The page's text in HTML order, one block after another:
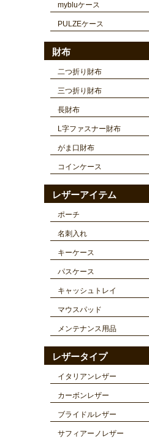
mybluケース
PULZEケース
財布
二つ折り財布
三つ折り財布
長財布
L字ファスナー財布
がま口財布
コインケース
レザーアイテム
ポーチ
名刺入れ
キーケース
パスケース
キャッシュトレイ
マウスパッド
メンテナンス用品
レザータイプ
イタリアンレザー
カーボンレザー
ブライドルレザー
サフィアーノレザー